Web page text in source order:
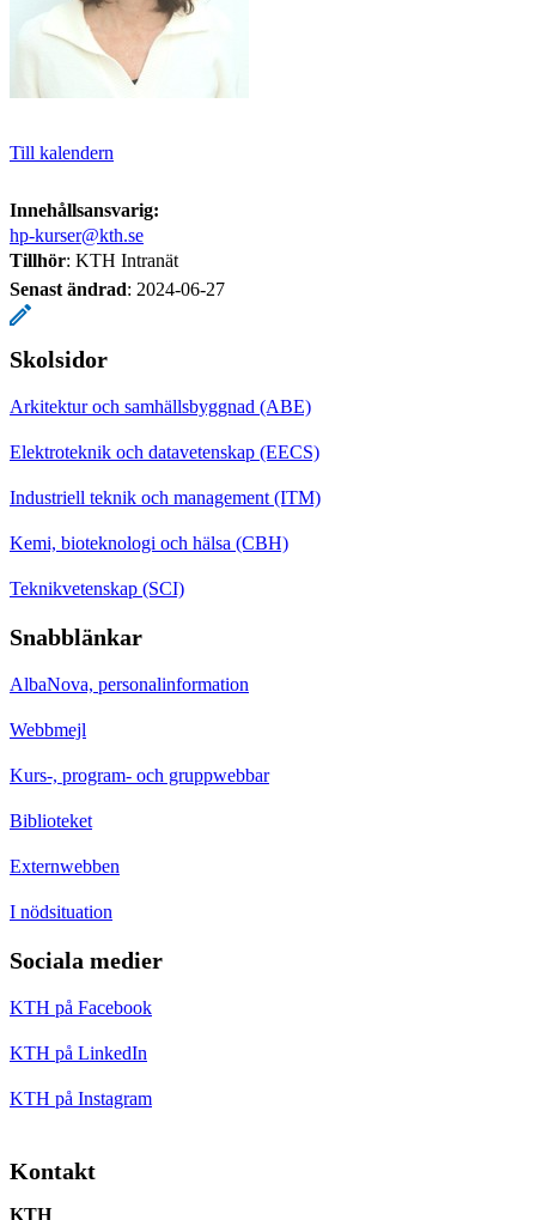
Till kalendern
Innehållsansvarig:
hp-kurser@kth.se
Tillhör: KTH Intranät
Senast ändrad: 2024-06-27
Skolsidor
Arkitektur och samhällsbyggnad (ABE)
Elektroteknik och datavetenskap (EECS)
Industriell teknik och management (ITM)
Kemi, bioteknologi och hälsa (CBH)
Teknikvetenskap (SCI)
Snabblänkar
AlbaNova, personalinformation
Webbmejl
Kurs-, program- och gruppwebbar
Biblioteket
Externwebben
I nödsituation
Sociala medier
KTH på Facebook
KTH på LinkedIn
KTH på Instagram
Kontakt
KTH